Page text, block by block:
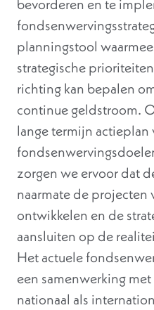
bevorderen en te
planningstool
strategische
richting kan bepalen
continue geldstroom.
lange termijn actieplan
zorgen we ervoor dat
naarmate de projecten
ontwikkelen en de
aansluiten op de
Het actuele
een samenwerking
nationaal als